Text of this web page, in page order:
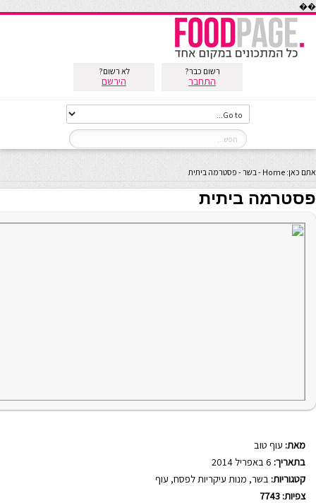
��
רשום כבר?
התחבר
לא רשום?
הירשם
אתם כאן: Home
-בשר- פסטרמה ביתית
פסטרמה ביתית
מאת: עוף טוב
בתאריך:
קטגוריות: בשר, מנות עיקריות לפסח, עוף
צפיות: 7743